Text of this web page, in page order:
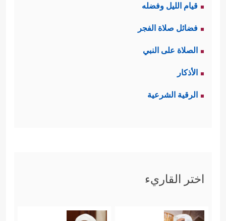
قيام الليل وفضله
فضائل صلاة الفجر
الصلاة على النبي
الأذكار
الرقية الشرعية
اختر القاريء